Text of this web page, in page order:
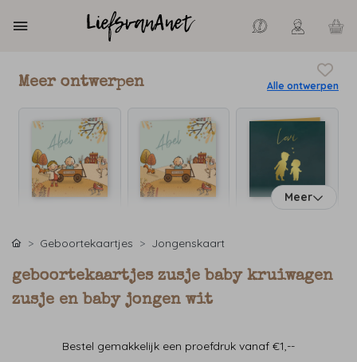
Meer ontwerpen Alle ontwerpen
Meer
Geboortekaartjes Jongenskaart
geboortekaartjes zusje baby kruiwagen
zusje en baby jongen wit
Bestel gemakkelijk een proefdruk vanaf €1,--